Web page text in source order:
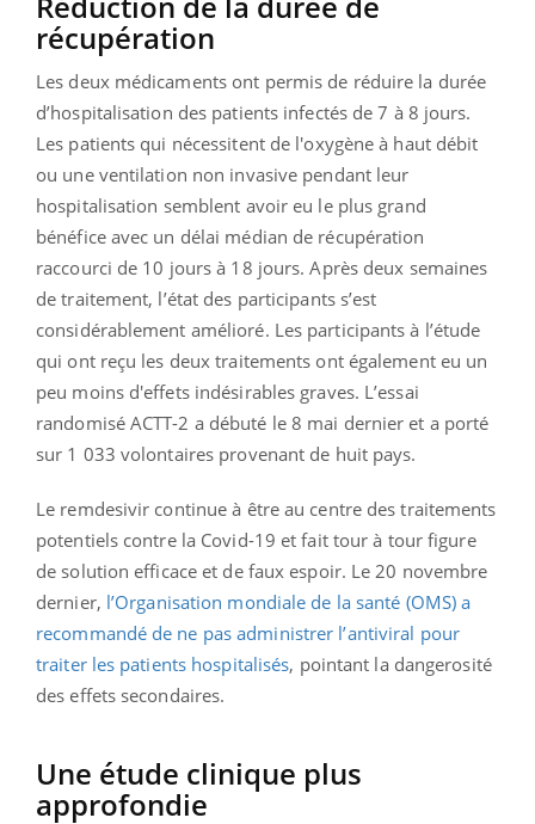
récupération
Les deux médicaments ont permis de réduire la durée
d’hospitalisation des patients infectés de 7 à 8 jours.
Les patients qui nécessitent de l'oxygène à haut débit
ou une ventilation non invasive pendant leur
hospitalisation semblent avoir eu le plus grand
bénéfice avec un délai médian de récupération
raccourci de 10 jours à 18 jours. Après deux semaines
de traitement, l’état des participants s’est
considérablement amélioré. Les participants à l’étude
qui ont reçu les deux traitements ont également eu un
peu moins d'effets indésirables graves. L’essai
randomisé ACTT-2 a débuté le 8 mai dernier et a porté
sur 1 033 volontaires provenant de huit pays.
Le remdesivir continue à être au centre des traitements
potentiels contre la Covid-19 et fait tour à tour figure
de solution efficace et de faux espoir. Le 20 novembre
dernier, l’Organisation mondiale de la santé (OMS) a
recommandé de ne pas administrer l’antiviral pour
traiter les patients hospitalisés, pointant la dangerosité
des effets secondaires.
Une étude clinique plus
approfondie